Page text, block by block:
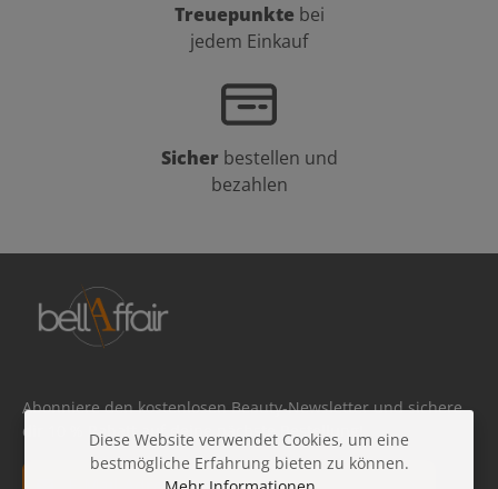
Treuepunkte bei
jedem Einkauf
Sicher bestellen und
bezahlen
Abonniere den kostenlosen Beauty-Newsletter und sichere
dir 10 % Rabatt auf deine nächste Bestellung!
E-Mail-Adresse*
Diese Website verwendet Cookies, um eine
bestmögliche Erfahrung bieten zu können.